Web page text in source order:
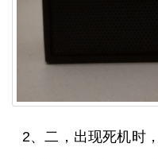
2、二，出现死机时